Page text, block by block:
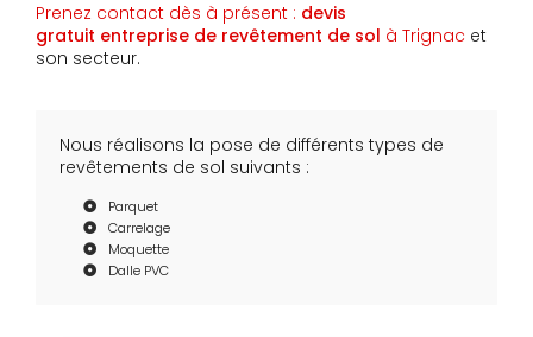
Prenez contact dès à présent : devis
gratuit entreprise de revêtement de sol à Trignac et
son secteur.
Nous réalisons la pose de différents types de
revêtements de sol suivants :
Parquet
Carrelage
Moquette
Dalle PVC